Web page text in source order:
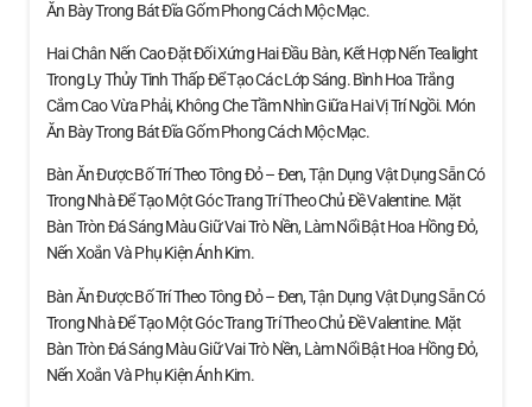
Ăn Bày Trong Bát Đĩa Gốm Phong Cách Mộc Mạc.
Hai Chân Nến Cao Đặt Đối Xứng Hai Đầu Bàn, Kết Hợp Nến Tealight
Trong Ly Thủy Tinh Thấp Để Tạo Các Lớp Sáng. Bình Hoa Trắng
Cắm Cao Vừa Phải, Không Che Tầm Nhìn Giữa Hai Vị Trí Ngồi. Món
Ăn Bày Trong Bát Đĩa Gốm Phong Cách Mộc Mạc.
Bàn Ăn Được Bố Trí Theo Tông Đỏ – Đen, Tận Dụng Vật Dụng Sẵn Có
Trong Nhà Để Tạo Một Góc Trang Trí Theo Chủ Đề Valentine. Mặt
Bàn Tròn Đá Sáng Màu Giữ Vai Trò Nền, Làm Nổi Bật Hoa Hồng Đỏ,
Nến Xoắn Và Phụ Kiện Ánh Kim.
Bàn Ăn Được Bố Trí Theo Tông Đỏ – Đen, Tận Dụng Vật Dụng Sẵn Có
Trong Nhà Để Tạo Một Góc Trang Trí Theo Chủ Đề Valentine. Mặt
Bàn Tròn Đá Sáng Màu Giữ Vai Trò Nền, Làm Nổi Bật Hoa Hồng Đỏ,
Nến Xoắn Và Phụ Kiện Ánh Kim.